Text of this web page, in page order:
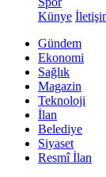
Künye
Gündem
Ekonomi
Sağlık
Magazin
Teknoloji
İlan
Belediye
Siyaset
Resmî İlan